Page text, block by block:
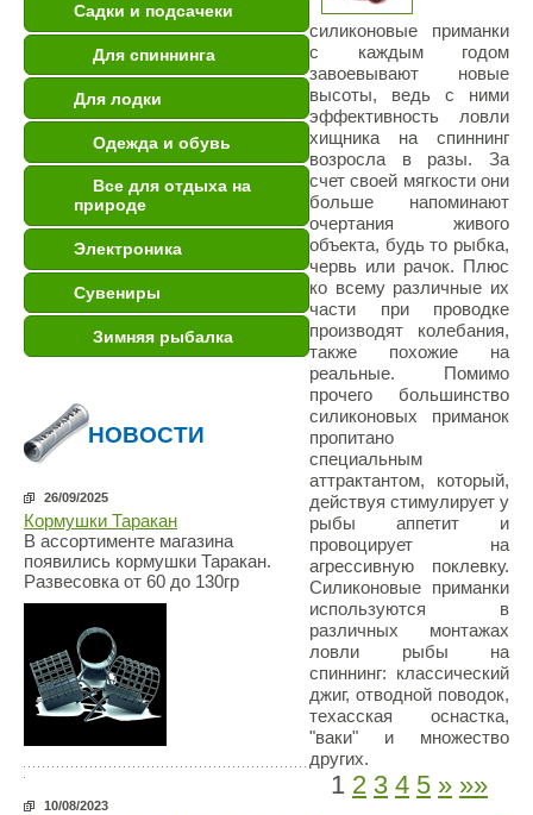
Садки и подсачеки
Для спиннинга
Для лодки
Одежда и обувь
Все для отдыха на
природе
Электроника
Сувениры
Зимняя рыбалка
НОВОСТИ
26/09/2025
Кормушки Таракан
В ассортименте магазина
появились кормушки Таракан.
Развесовка от 60 до 130гр
10/08/2023
силиконовые приманки
с каждым годом
завоевывают новые
высоты, ведь с ними
эффективность ловли
хищника на спиннинг
возросла в разы. За
счет своей мягкости они
больше напоминают
очертания живого
объекта, будь то рыбка,
червь или рачок. Плюс
ко всему различные их
части при проводке
производят колебания,
также похожие на
реальные. Помимо
прочего большинство
силиконовых приманок
пропитано
специальным
аттрактантом, который,
действуя стимулирует у
рыбы аппетит и
провоцирует на
агрессивную поклевку.
Силиконовые приманки
используются в
различных монтажах
ловли рыбы на
спиннинг: классический
джиг, отводной поводок,
техасская оснастка,
"ваки" и множество
других.
1 2 3 4 5 » »»